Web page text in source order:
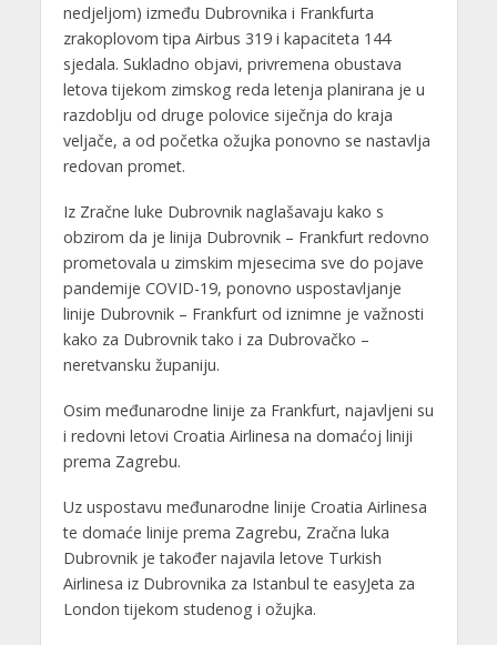
nedjeljom) između Dubrovnika i Frankfurta
zrakoplovom tipa Airbus 319 i kapaciteta 144
sjedala. Sukladno objavi, privremena obustava
letova tijekom zimskog reda letenja planirana je u
razdoblju od druge polovice siječnja do kraja
veljače, a od početka ožujka ponovno se nastavlja
redovan promet.
Iz Zračne luke Dubrovnik naglašavaju kako s
obzirom da je linija Dubrovnik – Frankfurt redovno
prometovala u zimskim mjesecima sve do pojave
pandemije COVID-19, ponovno uspostavljanje
linije Dubrovnik – Frankfurt od iznimne je važnosti
kako za Dubrovnik tako i za Dubrovačko –
neretvansku županiju.
Osim međunarodne linije za Frankfurt, najavljeni su
i redovni letovi Croatia Airlinesa na domaćoj liniji
prema Zagrebu.
Uz uspostavu međunarodne linije Croatia Airlinesa
te domaće linije prema Zagrebu, Zračna luka
Dubrovnik je također najavila letove Turkish
Airlinesa iz Dubrovnika za Istanbul te easyJeta za
London tijekom studenog i ožujka.